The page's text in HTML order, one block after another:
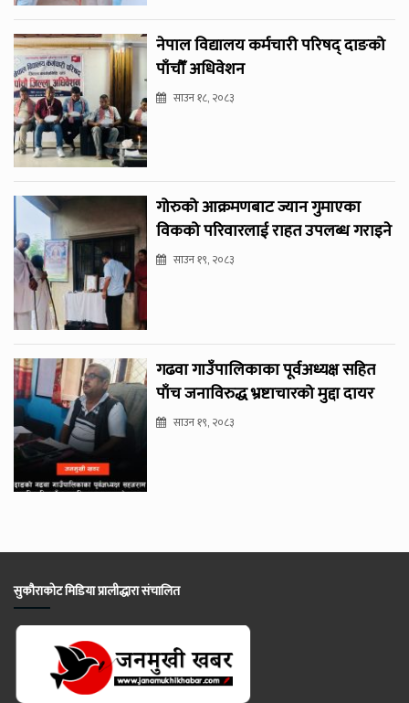
नेपाल विद्यालय कर्मचारी परिषद् दाङको
पाँचौँ अधिवेशन
साउन १८, २०८३
गोरुको आक्रमणबाट ज्यान गुमाएका
विकको परिवारलाई राहत उपलब्ध गराइने
साउन १९, २०८३
गढवा गाउँपालिकाका पूर्वअध्यक्ष सहित
पाँच जनाविरुद्ध भ्रष्टाचारको मुद्दा दायर
साउन १९, २०८३
सुकौराकोट मिडिया प्रालीद्धारा संचालित